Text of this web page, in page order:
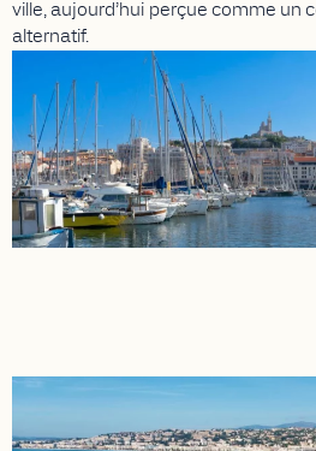
ville, aujourd’hui perçue comme un
alternatif.